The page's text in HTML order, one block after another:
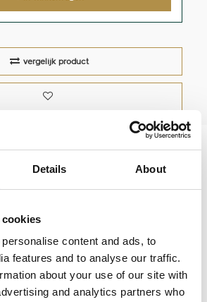
Details About
content and ads, to
features and to analyse our traffic.
about your use of our site with
and analytics partners who
vergelijk product
voor op je espressomachine.
Reviews